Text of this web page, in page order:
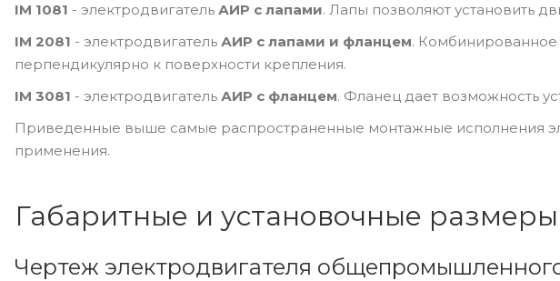
IM 1081 - электродвигатель АИР с лапами. Лапы позволяют установить
IM 2081 - электродвигатель АИР с лапами и фланцем. Комбинированное
перпендикулярно к поверхности крепления.
IM 3081 - электродвигатель АИР с фланцем. Фланец дает возможность
Приведенные выше самые распространенные монтажные исполнения
применения.
Габаритные и установочные
Чертеж электродвигателя